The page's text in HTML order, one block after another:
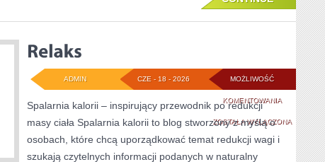
MOŻLIWOŚĆ
KOMENTOWANIARELAKS
ZOSTAŁA WYŁĄCZONA
CZE - 18 - 2026
ADMIN
Spalarnia kalorii – inspirujący przewodnik po redukcji
masy ciała Spalarnia kalorii to blog stworzony z myślą o
osobach, które chcą uporządkować temat redukcji wagi i
szukają czytelnych informacji podanych w naturalny